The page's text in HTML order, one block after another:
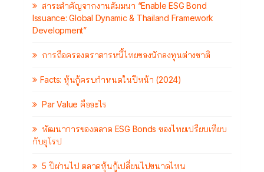
สาระสำคัญจากงานสัมมนา “Enable ESG Bond
Issuance: Global Dynamic & Thailand Framework
Development”
การถือครองตราสารหนี้ไทยของนักลงทุนต่างชาติ
Facts: หุ้นกู้ครบกำหนดในปีหน้า (2024)
Par Value คืออะไร
พัฒนาการของตลาด ESG Bonds ของไทยเปรียบเทียบ
กับยุโรป
5 ปีผ่านไป ตลาดหุ้นกู้เปลี่ยนไปขนาดไหน